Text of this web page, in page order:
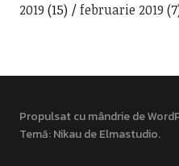
2019 (15) februarie 2019
Propulsat cu mândrie de
Temă: Nikau deElmastudio.